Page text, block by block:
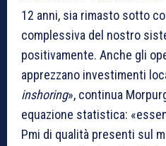
12 anni, sia rimasto sotto
complessiva del nostro
positivamente. Anche gli
apprezzano investimenti
inshoring», continua
equazione statistica:
Pmi di qualità presenti sul